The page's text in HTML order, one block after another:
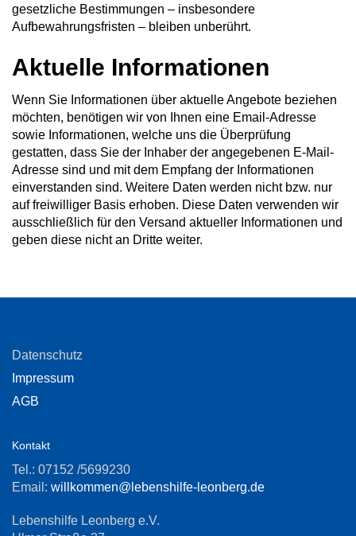
gesetzliche Bestimmungen – insbesondere
Aufbewahrungsfristen – bleiben unberührt.
Aktuelle Informationen
Wenn Sie Informationen über aktuelle Angebote beziehen
möchten, benötigen wir von Ihnen eine Email-Adresse
sowie Informationen, welche uns die Überprüfung
gestatten, dass Sie der Inhaber der angegebenen E-Mail-
Adresse sind und mit dem Empfang der Informationen
einverstanden sind. Weitere Daten werden nicht bzw. nur
auf freiwilliger Basis erhoben. Diese Daten verwenden wir
ausschließlich für den Versand aktueller Informationen und
geben diese nicht an Dritte weiter.
Datenschutz
Impressum
AGB
Kontakt
Tel.: 07152 /5699230
Email: willkommen@lebenshilfe-leonberg.de
Lebenshilfe Leonberg e.V.